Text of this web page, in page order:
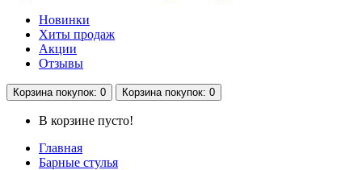
Новинки
Хиты продаж
Акции
Отзывы
Корзинапокупок: 0 Корзинапокупок: 0
В корзине пусто!
Главная
Барные стулья